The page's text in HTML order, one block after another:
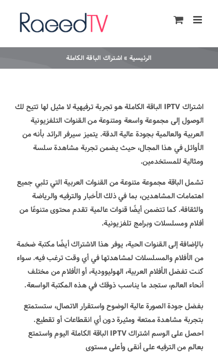
الرئيسية » اشتراك الباقة الكاملة
اشتراك IPTV الباقة الكاملة هو تجربة ترفيهية لا مثيل لها تتيح لك
الوصول إلى مجموعة واسعة ومتنوعة من القنوات التلفزيونية
العربية والعالمية بجودة عالية الدقة. يتميز سيرفر الرائد بأنه من
الأوائل في هذا المجال، حيث يضمن تجربة مشاهدة سلسة
ومثالية للمستخدمين.
تشمل الباقة مجموعة متنوعة من القنوات العربية التي تلبي جميع
اهتمامات المشاهدين، بما في ذلك الأخبار والترفيه والرياضة
والثقافة. كما تتضمن أيضًا قنوات عالمية تقدم محتوى متنوعًا من
أفلام ومسلسلات وبرامج تلفزيونية.
بالإضافة إلى القنوات الحية، يوفر هذا الاشتراك أيضًا مكتبة ضخمة
من الأفلام والمسلسلات لمشاهدتها في أي وقت ترغب فيه. سواء
كنت تفضل الأفلام العربية، الهوليوودية، أو الأفلام من مختلف
أنحاء العالم، ستجد ما يناسب ذوقك في هذه المكتبة الواسعة.
بفضل جودة الصورة عالية الوضوح واستقرار الاتصال، ستستمتع
بتجربة مشاهدة ممتعة ومثيرة دون أي انقطاعات أو تقطيع.
احصل على الوسم اشتراك IPTV الباقة الكاملة اليوم واستمتع
بعالم من الترفيه على أنقى وأعلى مستوى